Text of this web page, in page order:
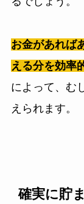
お金があれば
える分を効率
によって、む
えられます。
確実に貯